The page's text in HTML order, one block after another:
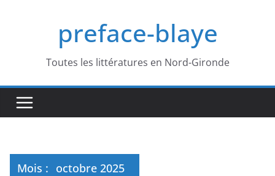
preface-blaye
Toutes les littératures en Nord-Gironde
Mois : octobre 2025